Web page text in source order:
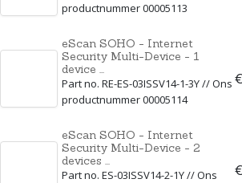
productnummer 00005113
eScan SOHO - Internet
Security Multi-Device - 1
device ...
Part no. RE-ES-03ISSV14-1-3Y // Ons
productnummer 00005114
eScan SOHO - Internet
Security Multi-Device - 2
devices ...
Part no. ES-03ISSV14-2-1Y // Ons